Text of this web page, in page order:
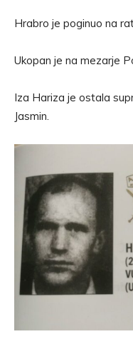
Hrabro je poginuo na
Ukopan je na mezarje
Iza Hariza je ostala
Jasmin.